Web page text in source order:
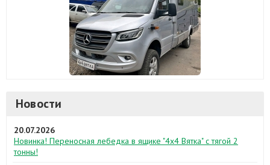
Новости
20.07.2026
Новинка! Переносная лебедка в ящике "4х4 Вятка" с тягой 2
тонны!